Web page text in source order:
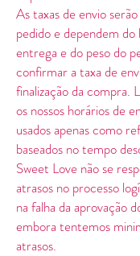
As taxas de envio
pedido e dependem do
entrega e do peso do
confirmar a taxa de
finalização da compra.
os nossos horários de
usados apenas como
baseados no tempo
Sweet Love não se
atrasos no processo
na falha da aprovação
embora tentemos
atrasos.